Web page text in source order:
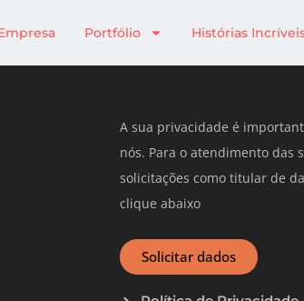
Portfólio Histórias
A sua privacidade é
nós. Para o atendimento das
solicitações como titular de
clique abaixo
Solicitar dados